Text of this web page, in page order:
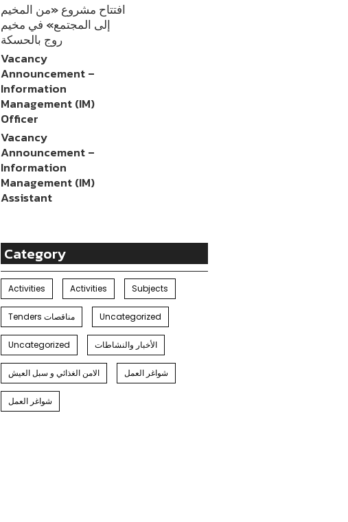
افتتاح مشروع «من المخيم
إلى المجتمع» في مخيم
روج بالحسكة
Vacancy
Announcement –
Information
Management (IM)
Officer
Vacancy
Announcement –
Information
Management (IM)
Assistant
Category
Activities Activities Subjects
Tenders مناقصات Uncategorized
Uncategorized الأخبار والنشاطات
الامن الغذائي و سبل العيش شواغر العمل
شواغر العمل